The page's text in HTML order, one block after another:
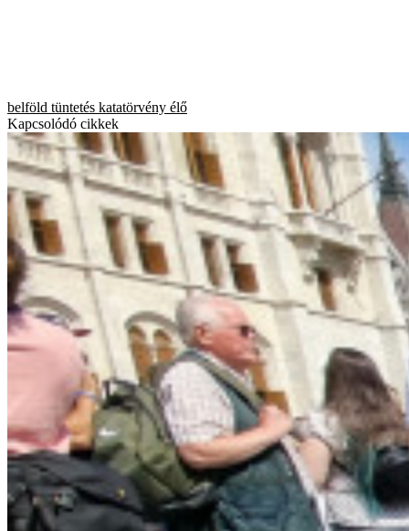
belföld tüntetés katatörvény élő
Kapcsolódó cikkek